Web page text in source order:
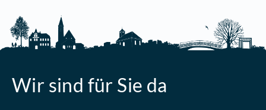
Wir sind für Sie da